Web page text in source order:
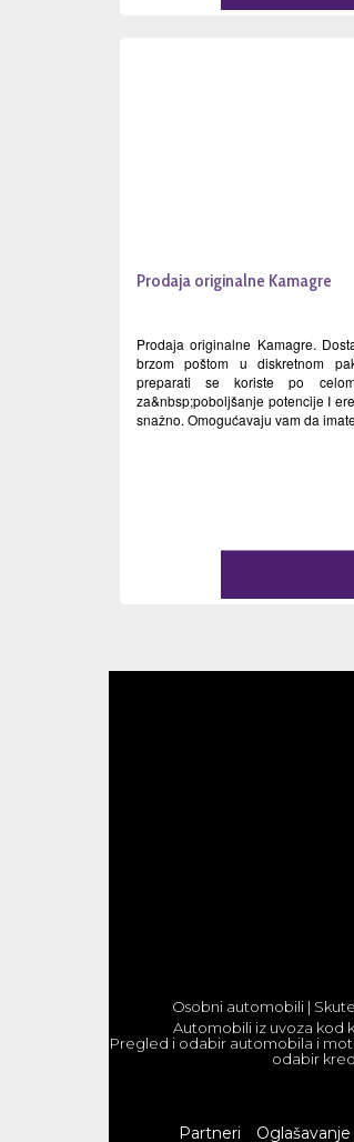
Prodaja originalne Kamagre
Prodaja originalne Kamagre.
brzom poštom u diskretnom
preparati se koriste po
za&nbsp;poboljšanje potencije I
snažno. Omogućavaju vam da
Osobni automobili |
Automobili iz uvoza kod
Pregled i odabir automobila i
odabir
Partneri Oglašavanje